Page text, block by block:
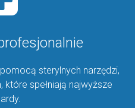
sterylnych narzędzi,
spełniają najwyższe